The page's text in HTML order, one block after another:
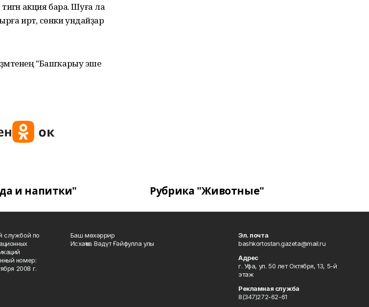
тигән акция бара. Шуға ла
иртә, сөнки ундайҙар
"Башҡарыу эше
и напитки" Рубрика "Животные"
службой по
номер:
2008 г.
Баш мөхәррир
Исхаҡов Вәдүт Ғәйфулла улы
Эл. почта
bashkortostan.gazeta@mail.ru
Адрес
г. Уфа, ул. 50 лет Октября, 13, 5-й
этаж
Рекламная служба
8(347)272-62-61